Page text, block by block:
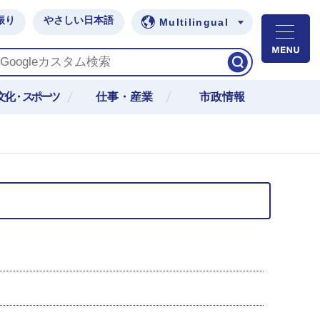
り やさしい日本語 Multilingual
化・スポーツ 仕事・産業 市政情報